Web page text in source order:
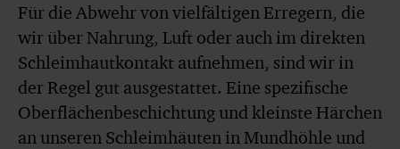
Für die Abwehr von vielfältigen Erregern, die
wir über Nahrung, Luft oder auch im direkten
Schleimhautkontakt aufnehmen, sind wir in
der Regel gut ausgestattet. Eine spezifische
Oberflächenbeschichtung und kleinste Härchen
an unseren Schleimhäuten in Mundhöhle und